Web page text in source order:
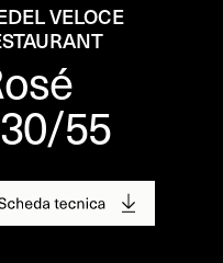
VELOCE
55